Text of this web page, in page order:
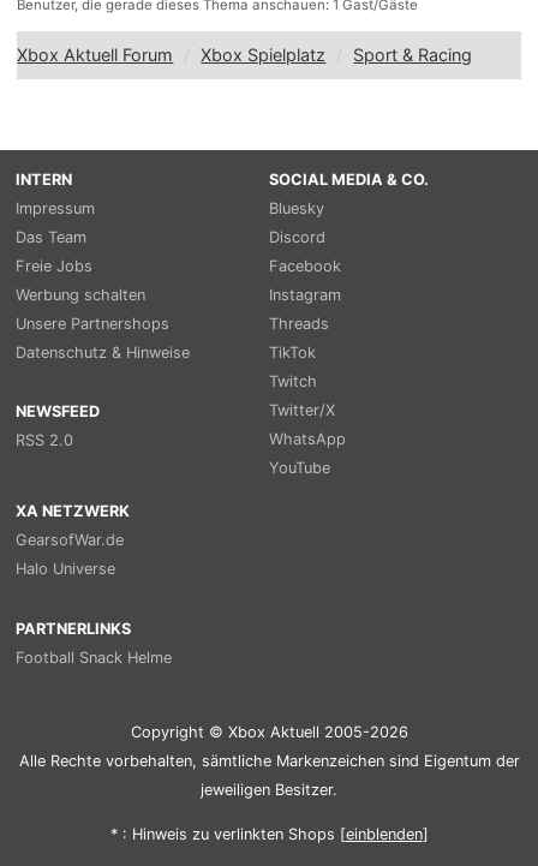
Benutzer, die gerade dieses Thema anschauen: 1 Gast/Gäste
Xbox Aktuell Forum Xbox Spielplatz Sport & Racing
INTERN
Impressum
Das Team
Freie Jobs
Werbung schalten
Unsere Partnershops
Datenschutz & Hinweise
NEWSFEED
RSS 2.0
SOCIAL MEDIA & CO.
Bluesky
Discord
Facebook
Instagram
Threads
TikTok
Twitch
Twitter/X
WhatsApp
YouTube
XA NETZWERK
GearsofWar.de
Halo Universe
PARTNERLINKS
Football Snack Helme
Copyright © Xbox Aktuell 2005-2026
Alle Rechte vorbehalten, sämtliche Markenzeichen sind Eigentum der
jeweiligen Besitzer.
* : Hinweis zu verlinkten Shops [einblenden]